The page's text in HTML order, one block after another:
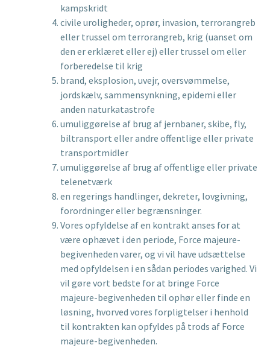
kampskridt
civile uroligheder, oprør, invasion, terrorangreb
eller trussel om terrorangreb, krig (uanset om
den er erklæret eller ej) eller trussel om eller
forberedelse til krig
brand, eksplosion, uvejr, oversvømmelse,
jordskælv, sammensynkning, epidemi eller
anden naturkatastrofe
umuliggørelse af brug af jernbaner, skibe, fly,
biltransport eller andre offentlige eller private
transportmidler
umuliggørelse af brug af offentlige eller private
telenetværk
en regerings handlinger, dekreter, lovgivning,
forordninger eller begrænsninger.
Vores opfyldelse af en kontrakt anses for at
være ophævet i den periode, Force majeure-
begivenheden varer, og vi vil have udsættelse
med opfyldelsen i en sådan periodes varighed. Vi
vil gøre vort bedste for at bringe Force
majeure-begivenheden til ophør eller finde en
løsning, hvorved vores forpligtelser i henhold
til kontrakten kan opfyldes på trods af Force
majeure-begivenheden.